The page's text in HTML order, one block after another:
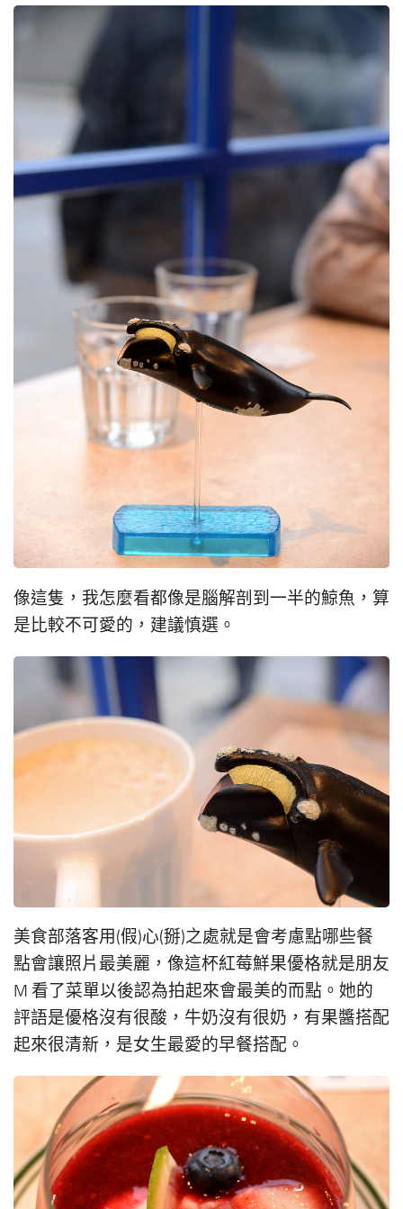
像這隻，我怎麼看都像是腦解剖到一半的鯨魚，算
是比較不可愛的，建議慎選。
美食部落客用(假)心(掰)之處就是會考慮點哪些餐
點會讓照片最美麗，像這杯紅莓鮮果優格就是朋友
M 看了菜單以後認為拍起來會最美的而點。她的
評語是優格沒有很酸，牛奶沒有很奶，有果醬搭配
起來很清新，是女生最愛的早餐搭配。